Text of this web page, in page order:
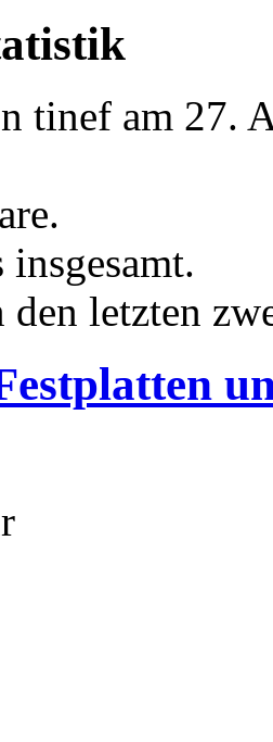
tinef am 27.
letzten